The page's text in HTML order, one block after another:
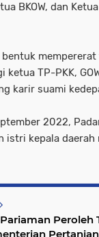
BKOW, dan
TP-PKK,
karir suami
2022,
istri kepala
Peroleh